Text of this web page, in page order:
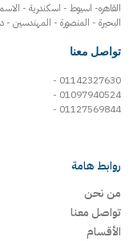
القاهره- اسيوط - اسكندرية -
البحيرة - المنصورة - المهندسين -
تواصل معنا
01142327630 -
01097940524 -
01127569844 -
روابط هامة
من نحن
تواصل معنا
الأقسام